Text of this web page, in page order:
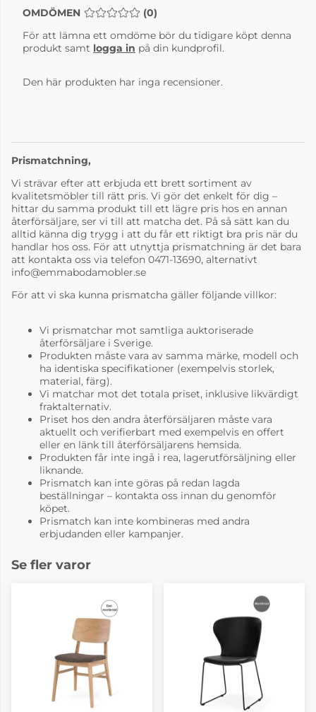
OMDÖMEN MEDELBETYG 0 AV 5 ANTAL BETYG 0
(0)
För att lämna ett omdöme bör du tidigare köpt denna
produkt samt logga in på din kundprofil.
Den här produkten har inga recensioner.
Prismatchning,
Vi strävar efter att erbjuda ett brett sortiment av
kvalitetsmöbler till rätt pris. Vi gör det enkelt för dig –
hittar du samma produkt till ett lägre pris hos en annan
återförsäljare, ser vi till att matcha det. På så sätt kan du
alltid känna dig trygg i att du får ett riktigt bra pris när du
handlar hos oss. För att utnyttja prismatchning är det bara
att kontakta oss via telefon 0471-13690, alternativt
info@emmabodamobler.se
För att vi ska kunna prismatcha gäller följande villkor:
Vi prismatchar mot samtliga auktoriserade
återförsäljare i Sverige.
Produkten måste vara av samma märke, modell och
ha identiska specifikationer (exempelvis storlek,
material, färg).
Vi matchar mot det totala priset, inklusive likvärdigt
fraktalternativ.
Priset hos den andra återförsäljaren måste vara
aktuellt och verifierbart med exempelvis en offert
eller en länk till återförsäljarens hemsida.
Produkten får inte ingå i rea, lagerutförsäljning eller
liknande.
Prismatch kan inte göras på redan lagda
beställningar – kontakta oss innan du genomför
köpet.
Prismatch kan inte kombineras med andra
erbjudanden eller kampanjer.
Se fler varor